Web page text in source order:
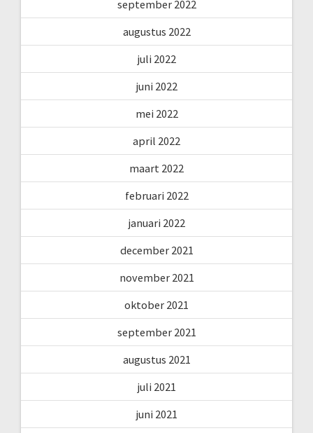
september 2022
augustus 2022
juli 2022
juni 2022
mei 2022
april 2022
maart 2022
februari 2022
januari 2022
december 2021
november 2021
oktober 2021
september 2021
augustus 2021
juli 2021
juni 2021